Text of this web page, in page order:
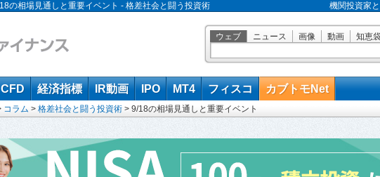
の相場見通しと重要イベント - 格差社会と闘う投資術 機関投資家
ウェブ ニュース 画像 動画 知恵
CFD 経済指標 IR動画 IPO MT4 フィスコ カブトモNet
コラム > 格差社会と闘う投資術 > 9/18の相場見通しと重要イベント